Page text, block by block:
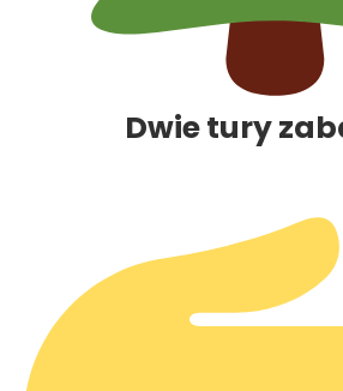
Dwie tury